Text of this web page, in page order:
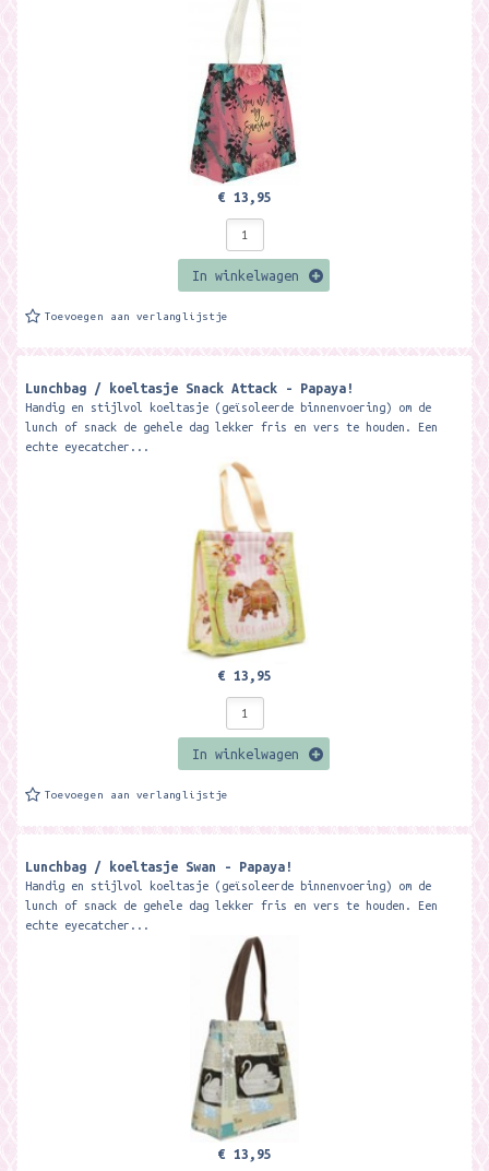
€ 13,95
In winkelwagen
Toevoegen aan verlanglijstje
Lunchbag / koeltasje Snack Attack - Papaya!
Handig en stijlvol koeltasje (geïsoleerde binnenvoering) om de
lunch of snack de gehele dag lekker fris en vers te houden. Een
echte eyecatcher...
€ 13,95
In winkelwagen
Toevoegen aan verlanglijstje
Lunchbag / koeltasje Swan - Papaya!
Handig en stijlvol koeltasje (geïsoleerde binnenvoering) om de
lunch of snack de gehele dag lekker fris en vers te houden. Een
echte eyecatcher...
€ 13,95